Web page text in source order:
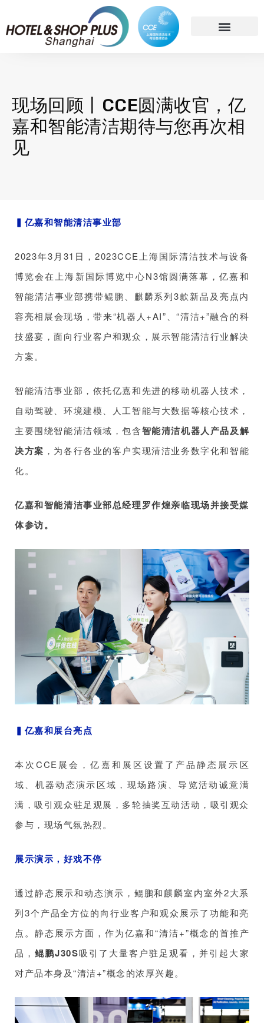
现场回顾丨CCE圆满收官，亿
嘉和智能清洁期待与您再次相
见
▍ 亿嘉和智能清洁事业部
2023年3月31日，2023CCE上海国际清洁技术与设备
博览会在上海新国际博览中心N3馆圆满落幕，亿嘉和
智能清洁事业部携带鲲鹏、麒麟系列3款新品及亮点内
容亮相展会现场，带来“机器人+AI”、“清洁+”融合的科
技盛宴，面向行业客户和观众，展示智能清洁行业解决
方案。
智能清洁事业部，依托亿嘉和先进的移动机器人技术，
自动驾驶、环境建模、人工智能与大数据等核心技术，
主要围绕智能清洁领域，包含智能清洁机器人产品及解
决方案 ，为各行各业的客户实现清洁业务数字化和智能
化。
亿嘉和智能清洁事业部总经理罗作煌亲临现场并接受媒
体参访。
▍ 亿嘉和展台亮点
本次CCE展会，亿嘉和展区设置了产品静态展示区
域、机器动态演示区域，现场路演、导览活动诚意满
满，吸引观众驻足观展，多轮抽奖互动活动，吸引观众
参与，现场气氛热烈。
展示演示，好戏不停
通过静态展示和动态演示，鲲鹏和麒麟室内室外2大系
列3个产品全方位的向行业客户和观众展示了功能和亮
点。静态展示方面，作为亿嘉和“清洁+”概念的首推产
品，鲲鹏J30S吸引了大量客户驻足观看，并引起大家
对产品本身及“清洁+”概念的浓厚兴趣。